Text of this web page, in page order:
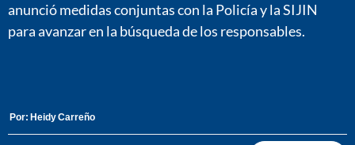
anunció medidas conjuntas con la Policía y la SIJIN
para avanzar en la búsqueda de los responsables.
Por: Heidy Carreño